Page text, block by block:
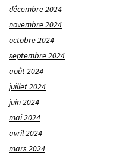
décembre 2024
novembre 2024
octobre 2024
septembre 2024
août 2024
juillet 2024
juin 2024
mai 2024
avril 2024
mars 2024